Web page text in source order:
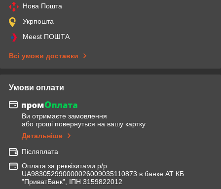
Нова Пошта
Укрпошта
Meest ПОШТА
Всі умови доставки
Умови оплати
Ви отримаєте замовлення
або гроші повернуться на вашу картку
Детальніше
Післяплата
Оплата за реквізитами р/р
UA983052990000026009035110873 в банке АТ КБ
"ПриватБанк", ІПН 3159822012